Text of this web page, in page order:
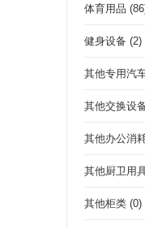
体育用品
健身设备 (2)
其他专用汽
其他交换设
其他办公消
其他厨卫用
其他柜类 (0)